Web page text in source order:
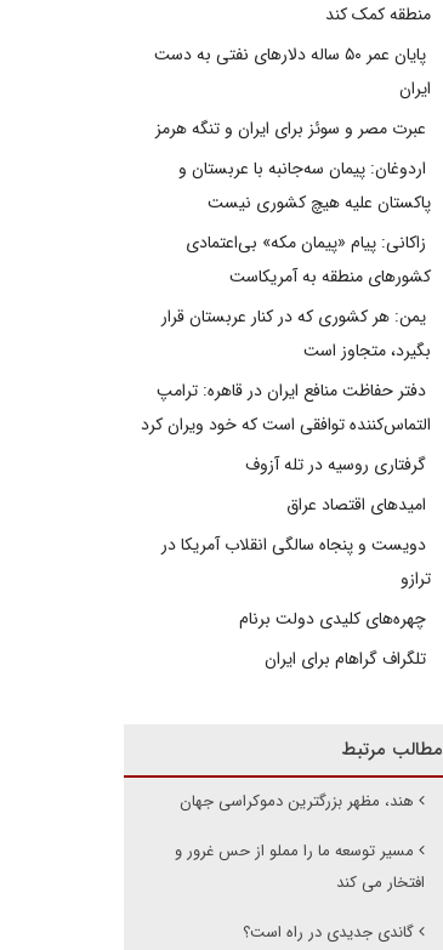
منطقه کمک کند
پایان عمر ۵۰ ساله دلارهای نفتی به دست
ایران
عبرت مصر و سوئز برای ایران و تنگه هرمز
اردوغان: پیمان سه‌جانبه با عربستان و
پاکستان علیه هیچ کشوری نیست
زاکانی: پیام «پیمان مکه» بی‌اعتمادی
کشورهای منطقه به آمریکاست
یمن: هر کشوری که در کنار عربستان قرار
بگیرد، متجاوز است
دفتر حفاظت منافع ایران در قاهره: ترامپ
التماس‌کننده توافقی است که خود ویران کرد
گرفتاری روسیه در تله آزوف
امیدهای اقتصاد عراق
دویست و پنجاه سالگی انقلاب آمریکا در
ترازو
چهره‌های کلیدی دولت برنام
تلگراف گراهام برای ایران
مطالب مرتبط
هند، مظهر بزرگترین دموکراسی جهان
مسیر توسعه ما را مملو از حس غرور و
افتخار می کند
گاندی جدیدی در راه است؟